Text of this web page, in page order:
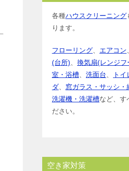
各種ハウスクリーニング
ります。
フローリング エアコン
(台所)
換気扇(レンジフ
室・浴槽
洗面台 トイ
ダ
窓ガラス・サッシ・
洗濯機・洗濯槽など、す
ださい。
空き家対策